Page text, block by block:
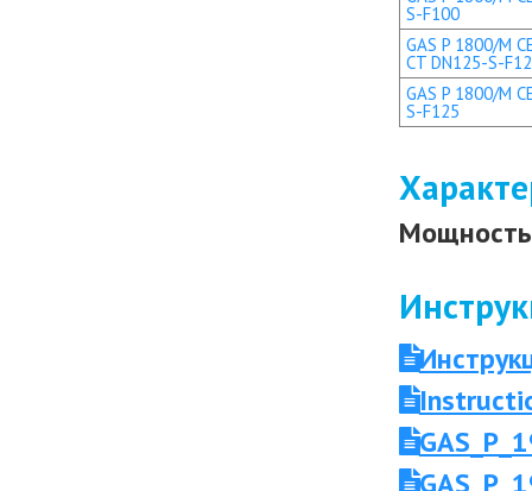
S-F100
GAS P 1800/M
CT DN125-S-
GAS P 1800/M
S-F125
Мощность